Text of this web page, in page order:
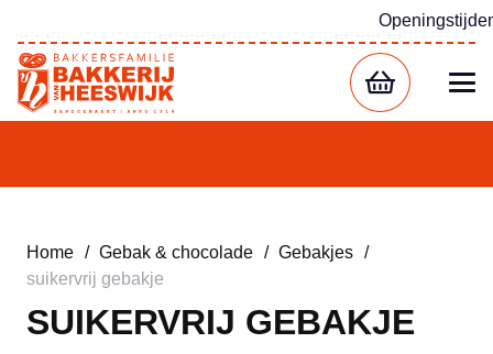
Home / Gebak & chocolade / Gebakjes /
suikervrij gebakje
SUIKERVRIJ GEBAKJE